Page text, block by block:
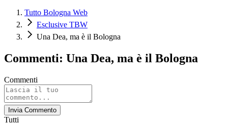
Tutto Bologna Web
Esclusive TBW
Una Dea, ma è il Bologna
Commenti: Una Dea, ma è il Bologna
Commenti
Invia Commento
Tutti